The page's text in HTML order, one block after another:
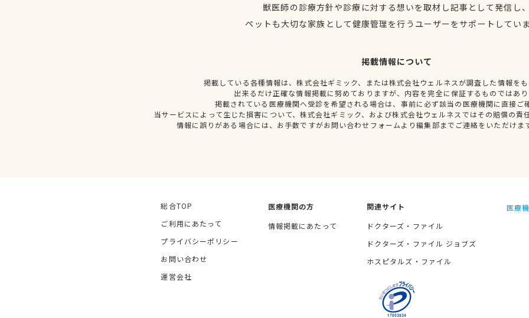
獣医師の診療方針や診療に対する想いを取材し記事として発信し
ペットも大切な家族として健康管理を行うユーザーをサポートしてい
掲載情報について
掲載している各種情報は、株式会社ギミック、または株式会社ウェルネスが調査した情報を
出来るだけ正確な情報掲載に努めておりますが、内容を完全に保証するものではあ
掲載されている医療機関へ受診を希望される場合は、事前に必ず該当の医療機関に直接ご
当サービスによって生じた損害について、株式会社ギミック、および株式会社ウェルネスではその賠償の責
情報に誤りがある場合には、お手数ですがお問い合わせフォームより編集部までご連絡をいただけま
総合TOP
ご利用にあたって
プライバシーポリシー
お問い合わせ
運営会社
医療機関の方
情報掲載にあたって
関連サイト
ドクターズ・ファイル
ドクターズ・ファイル ジョブズ
ホスピタルズ・ファイル
医療